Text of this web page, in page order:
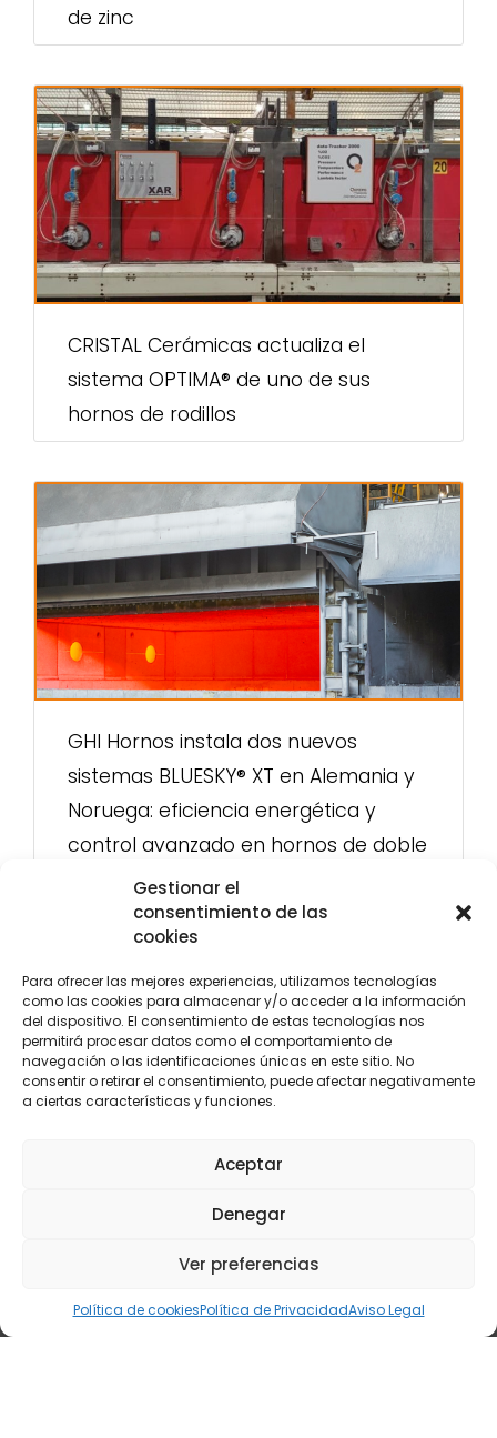
Gestionar el
consentimiento de las
cookies
Para ofrecer las mejores experiencias, utilizamos tecnologías
como las cookies para almacenar y/o acceder a la información
del dispositivo. El consentimiento de estas tecnologías nos
permitirá procesar datos como el comportamiento de
navegación o las identificaciones únicas en este sitio. No
consentir o retirar el consentimiento, puede afectar negativamente
a ciertas características y funciones.
Aceptar
Denegar
Ver preferencias
Política de cookiesPolítica de PrivacidadAviso Legal
de zinc
CRISTAL Cerámicas actualiza el
sistema OPTIMA® de uno de sus
hornos de rodillos
GHI Hornos instala dos nuevos
sistemas BLUESKY® XT en Alemania y
Noruega: eficiencia energética y
control avanzado en hornos de doble
cámara
central@oxycomb.com
LEVANTE
12004 Castellón
levante@oxycomb.com